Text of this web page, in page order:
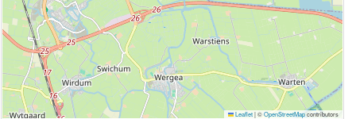
Leaflet|©OpenStreetMapcontributors